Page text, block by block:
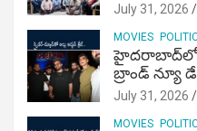
July 31, 2026
MOVIES
హైదరాబాద్‌లో
బ్రాండ్ న్యూ
July 31, 2026
MOVIES